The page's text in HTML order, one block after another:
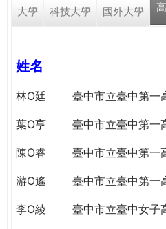
e
e
e
大學 科技大學 國外大學
姓名
林O廷 臺中市立臺中第一
葉O亨 臺中市立臺中第一
陳O睿 臺中市立臺中第一
游O遙 臺中市立臺中第一
李O綾 臺中市立臺中女子